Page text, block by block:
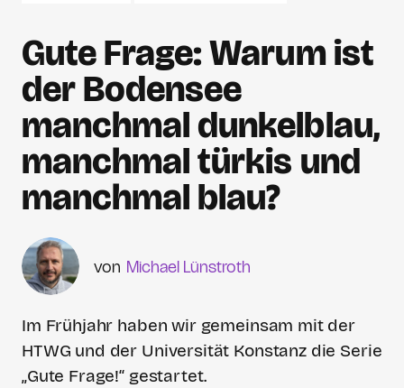
Gute Frage: Warum ist
der Bodensee
manchmal dunkelblau,
manchmal türkis und
manchmal blau?
Michael Lünstroth
Im Frühjahr haben wir gemeinsam mit der
HTWG und der Universität Konstanz die Serie
„Gute Frage!“ gestartet.